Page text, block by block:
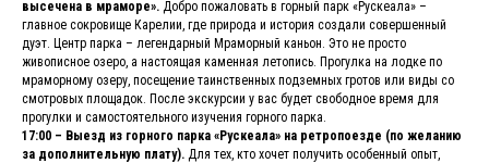
высечена в мраморе». Добро пожаловать в горный парк «Рускеала» –
главное сокровище Карелии, где природа и история создали совершенный
дуэт. Центр парка – легендарный Мраморный каньон. Это не просто
живописное озеро, а настоящая каменная летопись. Прогулка на лодке по
мраморному озеру, посещение таинственных подземных гротов или виды со
смотровых площадок. После экскурсии у вас будет свободное время для
прогулки и самостоятельного изучения горного парка.
17:00 – Выезд из горного парка «Рускеала» на ретропоезде (по желанию
за дополнительную плату). Для тех, кто хочет получить особенный опыт,